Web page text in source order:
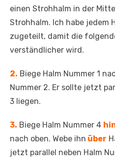
einen Strohhalm in der
Strohhalm. Ich habe jedem
zugeteilt, damit die
verständlicher wird.
2. Biege Halm Nummer 1
Nummer 2. Er sollte jetzt
3 liegen.
3. Biege Halm Nummer 4
nach oben. Webe ihn über
jetzt parallel neben Halm